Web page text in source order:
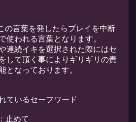
の言葉を発したらプレイを中断
使われる言葉となります。
連続イキを選択された際にはセ
して頂く事によりギリギリの責
となっております。
ているセーフワード
：止めて